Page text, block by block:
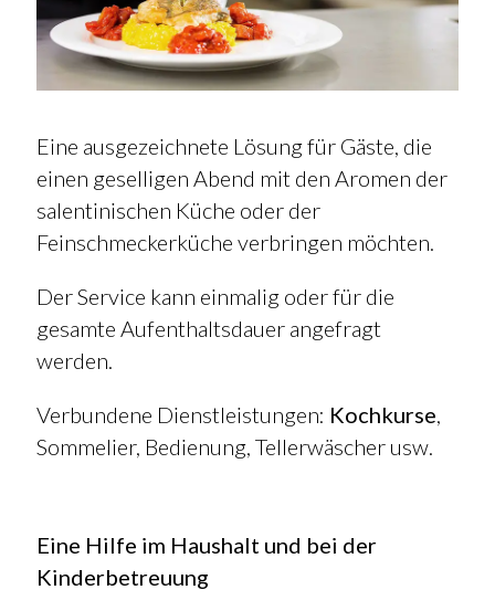
Eine ausgezeichnete Lösung für Gäste, die
einen geselligen Abend mit den Aromen der
salentinischen Küche oder der
Feinschmeckerküche verbringen möchten.
Der Service kann einmalig oder für die
gesamte Aufenthaltsdauer angefragt
werden.
Verbundene Dienstleistungen: Kochkurse,
Sommelier, Bedienung, Tellerwäscher usw.
Eine Hilfe im Haushalt und bei der
Kinderbetreuung